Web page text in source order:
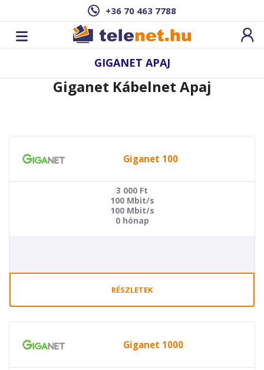
+36 70 463 7788
GIGANET APAJ
Giganet Kábelnet Apaj
Giganet 100
3 000 Ft
100 Mbit/s
100 Mbit/s
0 hónap
RÉSZLETEK
Giganet 1000